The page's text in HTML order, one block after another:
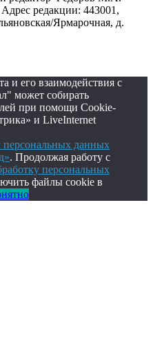
редакции: 443001,
Ярмарочная, д.
и его взаимодействия с
может собирать
при помощи Cookie-
и LiveInternet
данных
. Продолжая работу с
персональных
файлы cookie в